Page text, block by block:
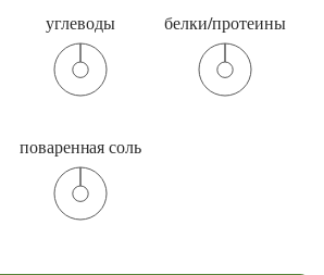
углеводы белки/протеины
поваренная соль